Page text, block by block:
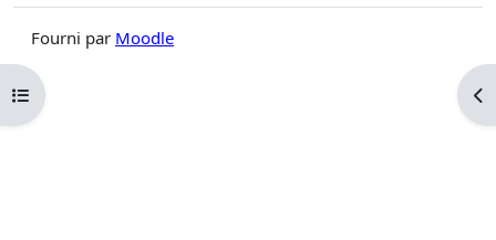
Ouvrir l’index du cours
Fourni par Moodle